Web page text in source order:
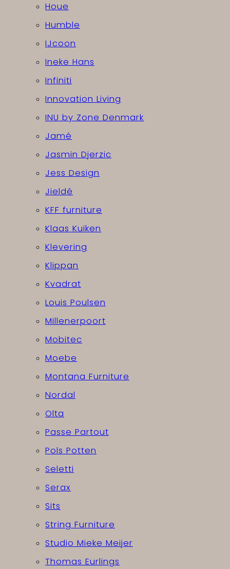
Houe
Humble
IJcoon
Ineke Hans
Infiniti
Innovation Living
INU by Zone Denmark
Jamé
Jasmin Djerzic
Jess Design
Jieldé
KFF furniture
Klaas Kuiken
Klevering
Klippan
Kvadrat
Louis Poulsen
Millenerpoort
Mobitec
Moebe
Montana Furniture
Nordal
Olta
Passe Partout
Pols Potten
Seletti
Serax
Sits
String Furniture
Studio Mieke Meijer
Thomas Eurlings